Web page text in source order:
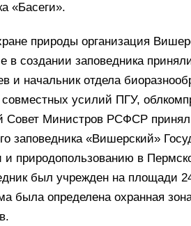
«Басеги».
природы организация
в создании заповедника
и начальник отдела
усилий ПГУ,
Совет Министров РСФСР
заповедника «Вишерский»
природопользованию в
был учрежден на площади
была определена охранная